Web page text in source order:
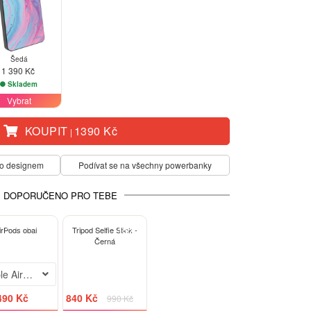
Šedá
1 390 Kč
Skladem
Vybrat
KOUPIT | 1390 Kč
designem Podívat se na všechny powerbanky
DOPORUČENO PRO TEBE
BESTSELLER
obal
AirPods Pro 3
Kč
-15%
Tripod Selfie Stick -
Černá
840 Kč
990 Kč